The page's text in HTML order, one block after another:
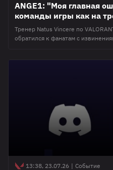
ANGE1: "Моя главная
команды игры как на
Тренер Natus Vincere по
обратился к фанатам с
13:38, 23.07.26 | Событие